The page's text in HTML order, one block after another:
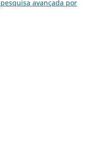
avançada por